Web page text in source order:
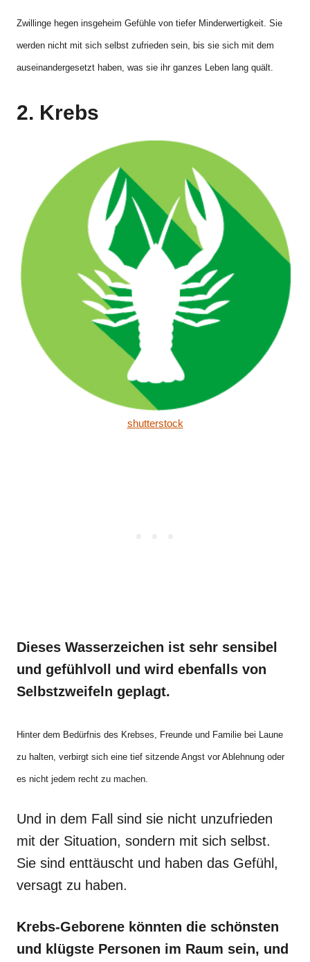
Zwillinge hegen insgeheim Gefühle von tiefer Minderwertigkeit. Sie
werden nicht mit sich selbst zufrieden sein, bis sie sich mit dem
auseinandergesetzt haben, was sie ihr ganzes Leben lang quält.
2. Krebs
shutterstock
Dieses Wasserzeichen ist sehr sensibel
und gefühlvoll und wird ebenfalls von
Selbstzweifeln geplagt.
Hinter dem Bedürfnis des Krebses, Freunde und Familie bei Laune
zu halten, verbirgt sich eine tief sitzende Angst vor Ablehnung oder
es nicht jedem recht zu machen.
Und in dem Fall sind sie nicht unzufrieden
mit der Situation, sondern mit sich selbst.
Sie sind enttäuscht und haben das Gefühl,
versagt zu haben.
Krebs-Geborene könnten die schönsten
und klügste Personen im Raum sein, und